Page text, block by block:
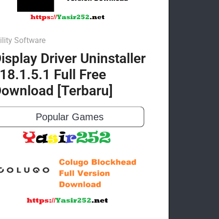
Software
Driver Uninstaller
Full Free
[Terbaru]
Popular Games